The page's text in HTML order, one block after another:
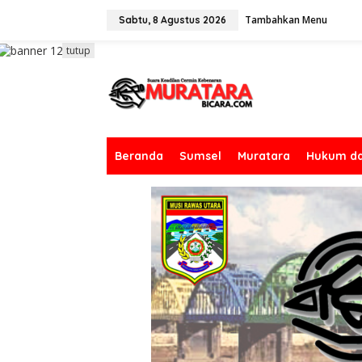
a
Sabtu, 8 Agustus 2026 Tambahkan Menu
Beranda Sumsel Muratara Hukum
tutup